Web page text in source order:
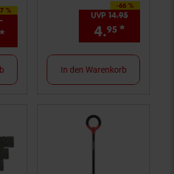
%
Prozent,
UVP : 799,–€
* Aktueller Preis: 579,–€
-66 %
Sie Sparen 66 Prozent,
UVP 14.95
4.95 *
In den Warenkorb